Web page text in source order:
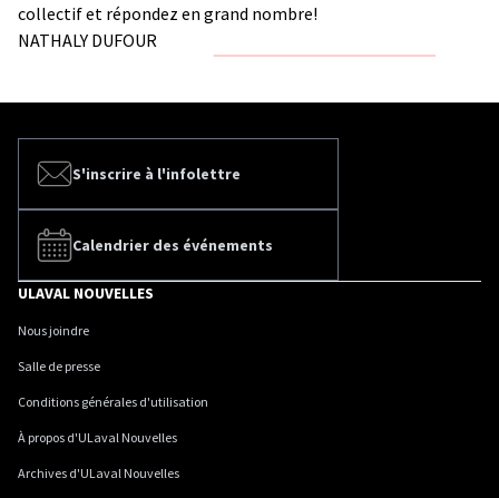
collectif et répondez en grand nombre!
NATHALY DUFOUR
S'inscrire à l'infolettre
Calendrier des événements
ULAVAL NOUVELLES
Nous joindre
Salle de presse
Conditions générales d'utilisation
À propos d'ULaval Nouvelles
Archives d'ULaval Nouvelles